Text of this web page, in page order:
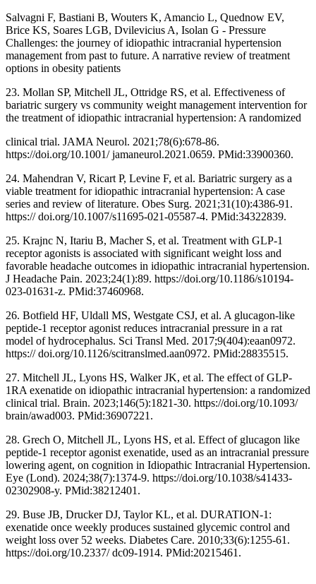
Salvagni F, Bastiani B, Wouters K, Amancio L, Quednow EV,
Brice KS, Soares LGB, Dvilevicius A, Isolan G - Pressure
Challenges: the journey of idiopathic intracranial hypertension
management from past to future. A narrative review of treatment
options in obesity patients
23. Mollan SP, Mitchell JL, Ottridge RS, et al. Effectiveness of
bariatric surgery vs community weight management intervention for
the treatment of idiopathic intracranial hypertension: A randomized
clinical trial. JAMA Neurol. 2021;78(6):678-86.
https://doi.org/10.1001/ jamaneurol.2021.0659. PMid:33900360.
24. Mahendran V, Ricart P, Levine F, et al. Bariatric surgery as a
viable treatment for idiopathic intracranial hypertension: A case
series and review of literature. Obes Surg. 2021;31(10):4386-91.
https:// doi.org/10.1007/s11695-021-05587-4. PMid:34322839.
25. Krajnc N, Itariu B, Macher S, et al. Treatment with GLP-1
receptor agonists is associated with significant weight loss and
favorable headache outcomes in idiopathic intracranial hypertension.
J Headache Pain. 2023;24(1):89. https://doi.org/10.1186/s10194-
023-01631-z. PMid:37460968.
26. Botfield HF, Uldall MS, Westgate CSJ, et al. A glucagon-like
peptide-1 receptor agonist reduces intracranial pressure in a rat
model of hydrocephalus. Sci Transl Med. 2017;9(404):eaan0972.
https:// doi.org/10.1126/scitranslmed.aan0972. PMid:28835515.
27. Mitchell JL, Lyons HS, Walker JK, et al. The effect of GLP-
1RA exenatide on idiopathic intracranial hypertension: a randomized
clinical trial. Brain. 2023;146(5):1821-30. https://doi.org/10.1093/
brain/awad003. PMid:36907221.
28. Grech O, Mitchell JL, Lyons HS, et al. Effect of glucagon like
peptide-1 receptor agonist exenatide, used as an intracranial pressure
lowering agent, on cognition in Idiopathic Intracranial Hypertension.
Eye (Lond). 2024;38(7):1374-9. https://doi.org/10.1038/s41433-
02302908-y. PMid:38212401.
29. Buse JB, Drucker DJ, Taylor KL, et al. DURATION-1:
exenatide once weekly produces sustained glycemic control and
weight loss over 52 weeks. Diabetes Care. 2010;33(6):1255-61.
https://doi.org/10.2337/ dc09-1914. PMid:20215461.